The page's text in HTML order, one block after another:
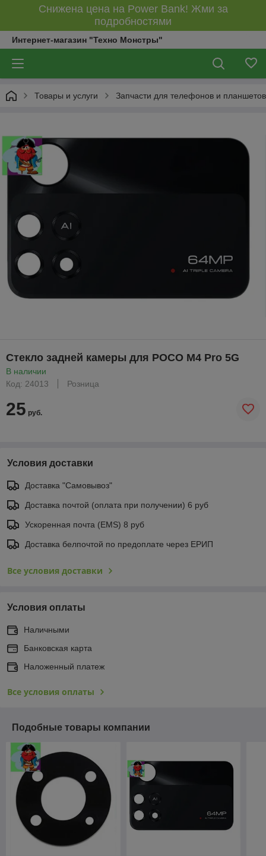
Снижена цена на Power Bank! Жми за
подробностями
Интернет-магазин "Техно Монстры"
Товары и услуги Запчасти для телефонов и планшетов
Стекло задней камеры для POCO M4 Pro 5G
В наличии
Код: 24013
Розница
25 руб.
Условия доставки
Доставка "Самовывоз"
Доставка почтой (оплата при получении) 6 руб
Ускоренная почта (EMS) 8 руб
Доставка белпочтой по предоплате через ЕРИП
Все условия доставки
Условия оплаты
Наличными
Банковская карта
Наложенный платеж
Все условия оплаты
Подобные товары компании